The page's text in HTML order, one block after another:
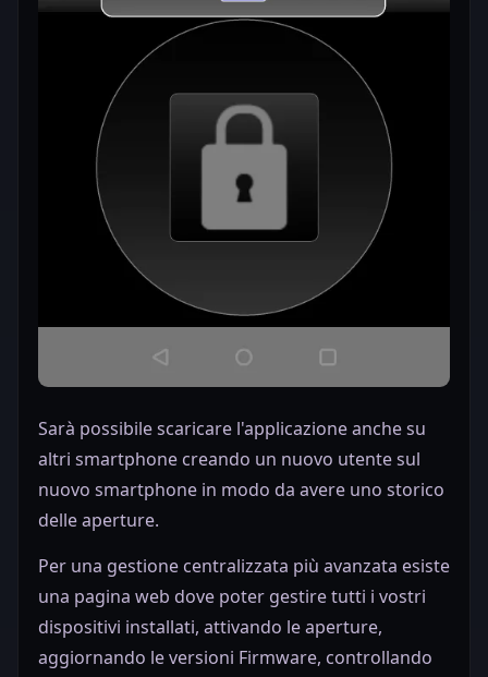
Sarà possibile scaricare l'applicazione anche su
altri smartphone creando un nuovo utente sul
nuovo smartphone in modo da avere uno storico
delle aperture.
Per una gestione centralizzata più avanzata esiste
una pagina web dove poter gestire tutti i vostri
dispositivi installati, attivando le aperture,
aggiornando le versioni Firmware, controllando